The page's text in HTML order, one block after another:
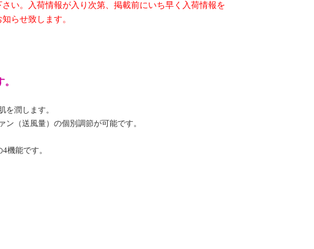
さい。入荷情報が入り次第、掲載前にいち早く入荷情報を
知らせ致します。
潤します。
（送風量）の個別調節が可能です。
能です。